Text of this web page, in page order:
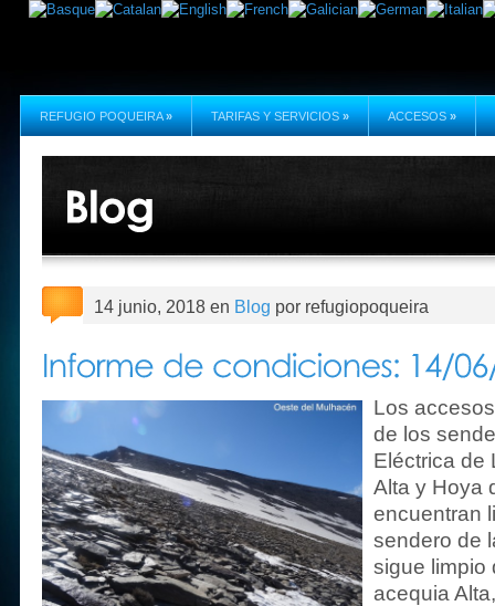
REFUGIO POQUEIRA » TARIFAS Y SERVICIOS » ACCESOS »
14 junio, 2018 en Blog por refugiopoqueira
Los
de los
Eléctrica de
Alta y Hoya
encuentran
sendero de
sigue limpio
acequia